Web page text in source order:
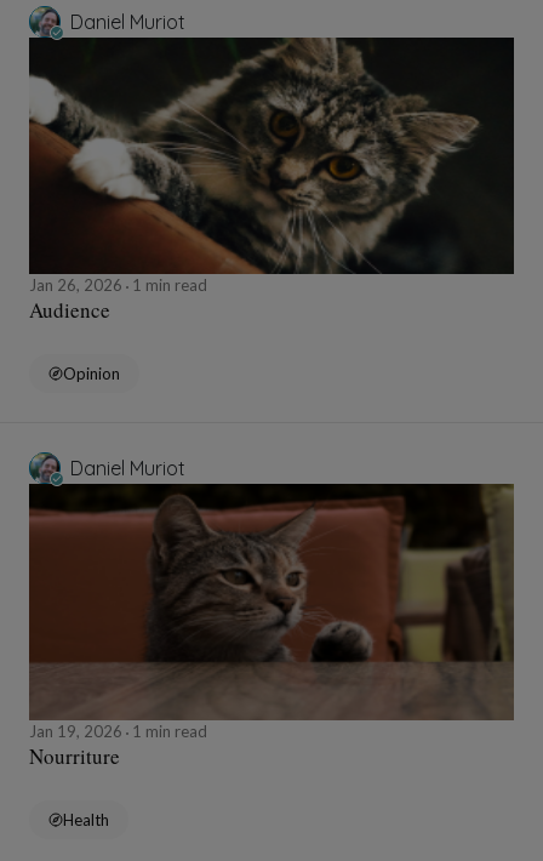
Daniel Muriot
Jan 26, 2026 1 min read
Audience
Opinion
Daniel Muriot
Jan 19, 2026 1 min read
Nourriture
Health